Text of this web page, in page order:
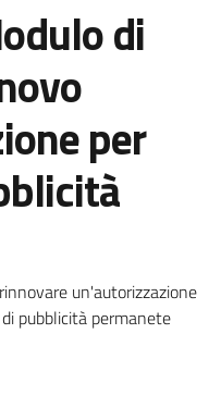
di
per
un'autorizzazione
pubblicità permanete